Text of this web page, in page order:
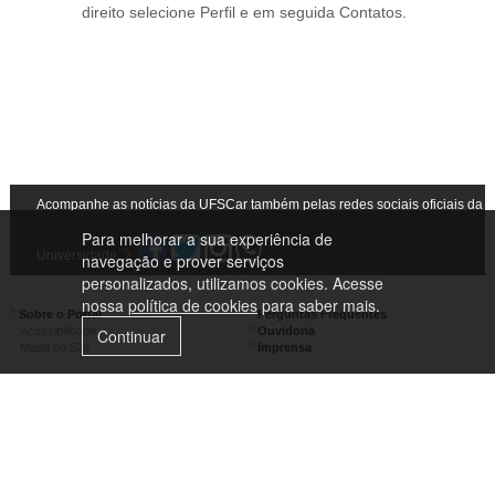
Para melhorar a sua experiência de
navegação e prover serviços
personalizados, utilizamos cookies. Acesse
nossa política de cookiespara saber mais.
Continuar
direito selecione Perfil e em seguida Contatos.
Acompanhe as notícias da UFSCar também pelas redes sociais oficiais da
Universidade
Sobre o Portal
Perguntas Frequentes
Ouvidoria
Imprensa